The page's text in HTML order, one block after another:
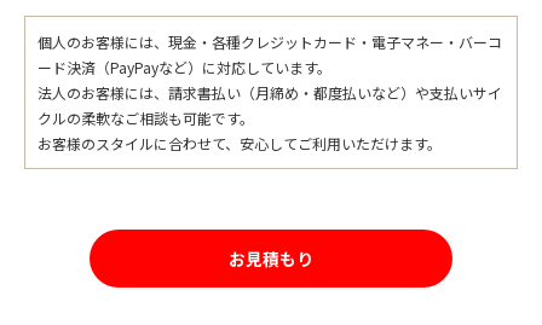
個人のお客様には、現金・各種クレジットカード・電子マネー・バーコ
ード決済（PayPayなど）に対応しています。
法人のお客様には、請求書払い（月締め・都度払いなど）や支払いサイ
クルの柔軟なご相談も可能です。
お客様のスタイルに合わせて、安心してご利用いただけます。
お見積もり